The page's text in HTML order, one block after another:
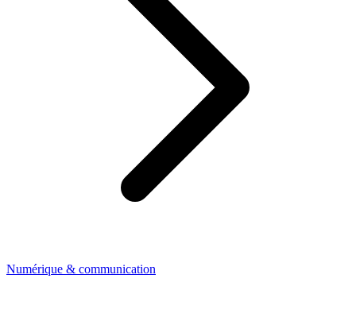
Numérique & communication